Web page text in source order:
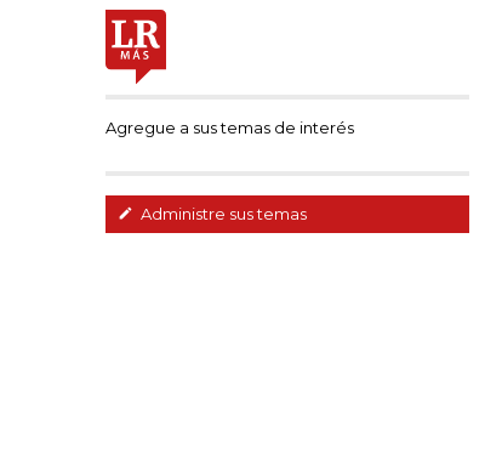
Agregue a sus temas de interés
Administre sus temas